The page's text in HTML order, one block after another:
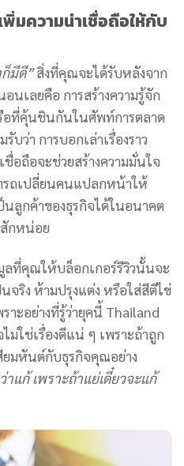
มความน่าเชื่อถือให้กับ
ก็มีดี”สิ่งที่คุณจะได้รับหลังจาก
นเลยคือ การสร้างความรู้จัก
ที่คุ้นชินกันในศัพท์การตลาด
บว่า การบอกเล่าเรื่องราว
อถือจะช่วยสร้างความมั่นใจ
รถเปลี่ยนคนแปลกหน้าให้
ลูกค้าของธุรกิจได้ในอนาคต
สักหน่อย
ลที่คุณให้บล็อกเกอร์รีวิวนั้นจะ
จริง ห้ามปรุงแต่ง หรือใส่สีตีไข่
าะอย่างที่รู้ว่ายุคนี้ Thailand
ม่ใช่เรื่องดีแน่ ๆ เพราะถ้าถูก
ยมหันต์กับธุรกิจคุณอย่าง
าแก้ เพราะถ้าแย่เดี๋ยวจะแก้